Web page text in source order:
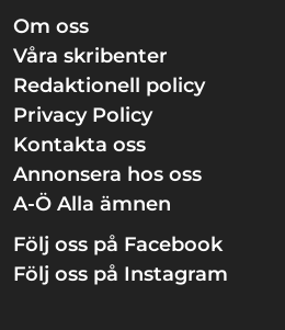
Om oss
Våra skribenter
Redaktionell policy
Privacy Policy
Kontakta oss
Annonsera hos oss
A-Ö Alla ämnen
Följ oss på Facebook
Följ oss på Instagram